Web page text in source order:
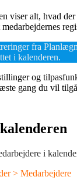
viser alt, hvad
fra
i kalenderen.
og
gang du vil
i
> Medarbejdere